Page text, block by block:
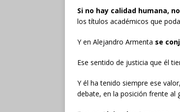
Si no hay calidad humana,
los títulos académicos que
Y en Alejandro Armenta se
Ese sentido de justicia que él
Y él ha tenido siempre ese valor,
debate, en la posición frente al